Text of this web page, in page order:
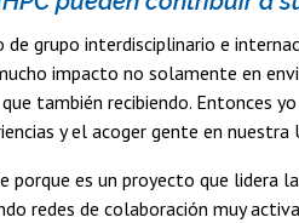
grupo interdisciplinario e
impacto no solamente en
también recibiendo. Entonces
y el acoger gente en nuestra
porque es un proyecto que lidera
redes de colaboración muy